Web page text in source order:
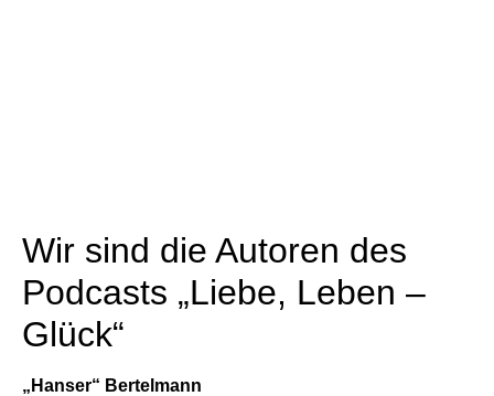
Wir sind die Autoren des
Podcasts „Liebe, Leben –
Glück“
„Hanser“ Bertelmann